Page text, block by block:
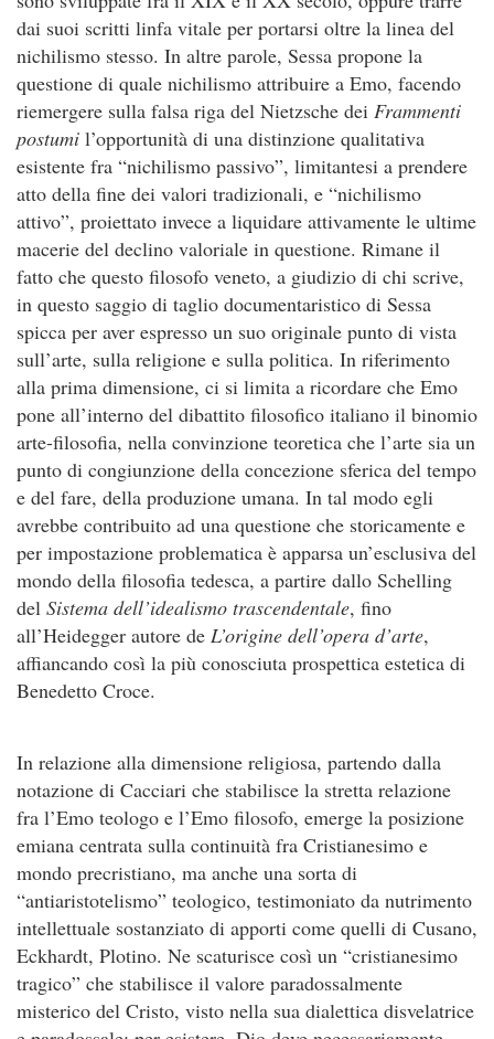
dai suoi scritti linfa vitale per portarsi oltre la linea del
nichilismo stesso. In altre parole, Sessa propone la
questione di quale nichilismo attribuire a Emo, facendo
riemergere sulla falsa riga del Nietzsche dei Frammenti
postumi l’opportunità di una distinzione qualitativa
esistente fra “nichilismo passivo”, limitantesi a prendere
atto della fine dei valori tradizionali, e “nichilismo
attivo”, proiettato invece a liquidare attivamente le ultime
macerie del declino valoriale in questione. Rimane il
fatto che questo filosofo veneto, a giudizio di chi scrive,
in questo saggio di taglio documentaristico di Sessa
spicca per aver espresso un suo originale punto di vista
sull’arte, sulla religione e sulla politica. In riferimento
alla prima dimensione, ci si limita a ricordare che Emo
pone all’interno del dibattito filosofico italiano il binomio
arte-filosofia, nella convinzione teoretica che l’arte sia un
punto di congiunzione della concezione sferica del tempo
e del fare, della produzione umana. In tal modo egli
avrebbe contribuito ad una questione che storicamente e
per impostazione problematica è apparsa un’esclusiva del
mondo della filosofia tedesca, a partire dallo Schelling
del Sistema dell’idealismo trascendentale, fino
all’Heidegger autore de L’origine dell’opera d’arte,
affiancando così la più conosciuta prospettica estetica di
Benedetto Croce.
In relazione alla dimensione religiosa, partendo dalla
notazione di Cacciari che stabilisce la stretta relazione
fra l’Emo teologo e l’Emo filosofo, emerge la posizione
emiana centrata sulla continuità fra Cristianesimo e
mondo precristiano, ma anche una sorta di
“antiaristotelismo” teologico, testimoniato da nutrimento
intellettuale sostanziato di apporti come quelli di Cusano,
Eckhardt, Plotino. Ne scaturisce così un “cristianesimo
tragico” che stabilisce il valore paradossalmente
misterico del Cristo, visto nella sua dialettica disvelatrice